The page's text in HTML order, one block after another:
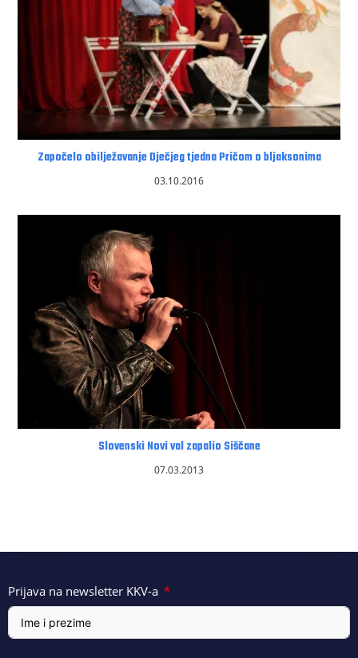
Započelo obilježavanje Dječjeg tjedna Pričom o bljaksonima
03.10.2016
Slovenski Novi val zapalio Siščane
07.03.2013
Prijava na newsletter KKV-a